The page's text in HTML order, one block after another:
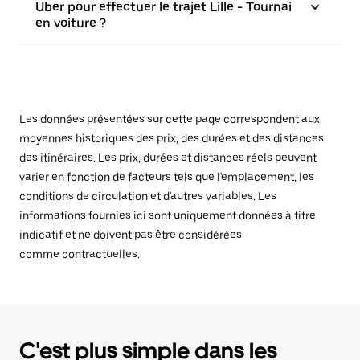
Uber pour effectuer le trajet Lille - Tournai
en voiture ?
Les données présentées sur cette page correspondent aux
moyennes historiques des prix, des durées et des distances
des itinéraires. Les prix, durées et distances réels peuvent
varier en fonction de facteurs tels que l'emplacement, les
conditions de circulation et d'autres variables. Les
informations fournies ici sont uniquement données à titre
indicatif et ne doivent pas être considérées
comme contractuelles.
C'est plus simple dans les